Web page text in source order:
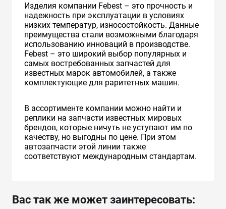
Изделия компании Febest – это прочность и
надежность при эксплуатации в условиях
низких температур, износостойкость. Данные
преимущества стали возможными благодаря
использованию инноваций в производстве.
Febest – это широкий выбор популярных и
самых востребованных запчастей для
известных марок автомобилей, а также
комплектующие для раритетных машин.
В ассортименте компании можно найти и
реплики на запчасти известных мировых
брендов, которые ничуть не уступают им по
качеству, но выгодны по цене. При этом
автозапчасти этой линии также
соответствуют международным стандартам.
Вас так же может заинтересовать: